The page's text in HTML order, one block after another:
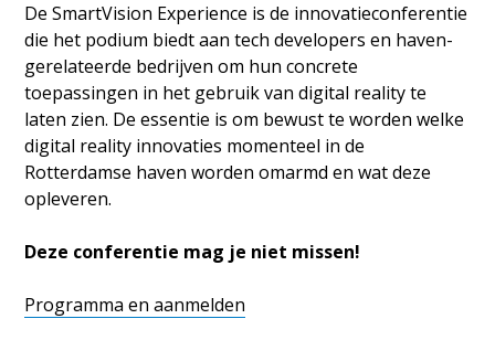
De SmartVision Experience is de innovatieconferentie
die het podium biedt aan tech developers en haven-
gerelateerde bedrijven om hun concrete
toepassingen in het gebruik van digital reality te
laten zien. De essentie is om bewust te worden welke
digital reality innovaties momenteel in de
Rotterdamse haven worden omarmd en wat deze
opleveren.
Deze conferentie mag je niet missen!
Programma en aanmelden